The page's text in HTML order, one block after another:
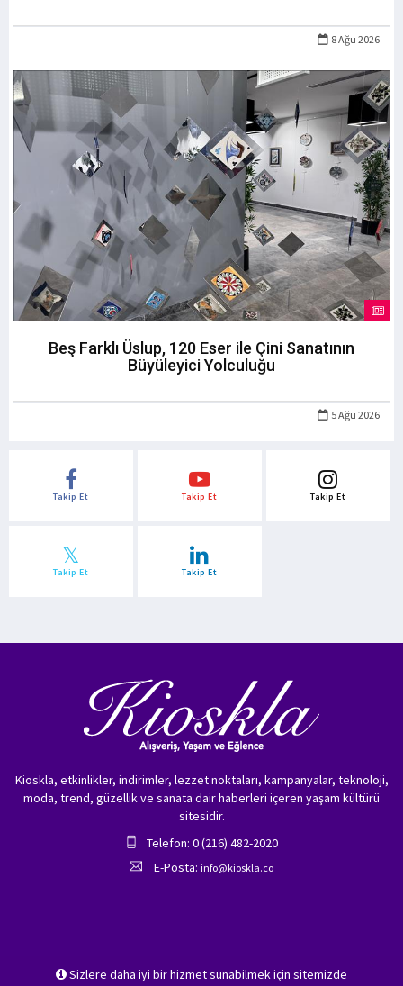
8 Ağu 2026
Beş Farklı Üslup, 120 Eser ile Çini Sanatının
Büyüleyici Yolculuğu
5 Ağu 2026
Takip Et Takip Et Takip Et
Takip Et Takip Et
Sizlere daha iyi bir hizmet sunabilmek için sitemizde
Kioskla, etkinlikler, indirimler, lezzet noktaları, kampanyalar, teknoloji,
moda, trend, güzellik ve sanata dair haberleri içeren yaşam kültürü
sitesidir.
Telefon: 0 (216) 482-2020
E-Posta: info@kioskla.co